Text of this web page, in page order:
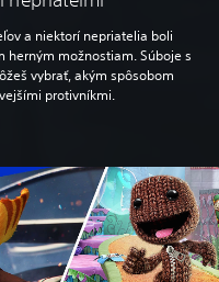
a niektorí nepriatelia boli
herným možnostiam. Súboje s
vybrať, akým spôsobom
protivníkmi.